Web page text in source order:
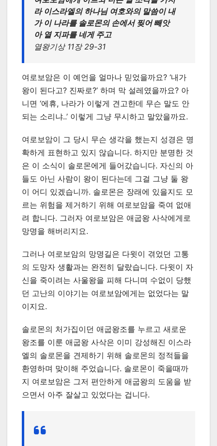
라 이스라엘의 하나님 여호와의 말씀이 내
가 이 나라를 솔로몬의 손에서 찢어 빼앗
아 열 지파를 네게 주고
열왕기상 11장 29-31
여로보암은 이 예언을 얼마나 믿었을까요? ‘내가
왕이 된다고? 진짜로?’ 하며 막 설레였을까요? 아
니면 ‘에휴, 나라가 이렇게 견고한데 무슨 말도 안
되는 소리냐..’ 이렇게 그냥 무시하고 말았을까요.
여로보암이 그 당시 무슨 생각을 했는지 성경은 명
확하게 표현하고 있지 않습니다. 하지만 분명한 것
은 이 소식이 솔로몬에게 들어갔습니다. 자신의 아
들도 아닌 사람이 왕이 된다는데 그걸 그냥 둘 왕
이 어디 있겠습니까. 솔로몬은 장래에 있을지도 모
르는 위험을 제거하기 위해 여로보암을 죽여 없애
려 합니다. 그러자 여로보암은 애굽왕 사삭에게로
망명을 해버리지요.
그러나 여로보암의 망명길은 다윗이 겪었던 고통
의 도망자 생활과는 완전히 달랐습니다. 다윗이 자
신을 죽이려는 사울왕을 피해 다니며 수없이 당했
던 고난의 이야기는 여로보암에게는 없었다는 말
이지요.
솔로몬의 처가집이던 애굽왕조를 누르고 새로운
왕조를 이룬 애굽왕 사삭은 이미 강성해진 이스라
엘의 솔로몬을 견제하기 위해 솔로몬의 정적들을
환영하며 맞이해 주었습니다. 솔로몬이 죽을때까
지 여로보암은 그저 편안하게 애굽왕의 도움을 받
으면서 아주 잘살고 있었다는 겁니다.